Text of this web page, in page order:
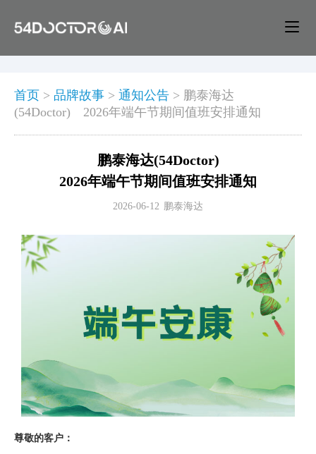
首页 > 品牌故事 > 通知公告 > 鹏泰海达
(54Doctor) 2026年端午节期间值班安排通知
鹏泰海达(54Doctor)
2026年端午节期间值班安排通知
2026-06-12 鹏泰海达
尊敬的客户：